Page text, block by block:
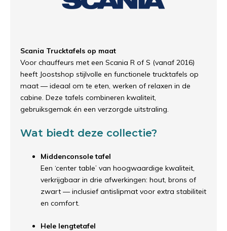
Scania Trucktafels op maat
Voor chauffeurs met een Scania R of S (vanaf 2016)
heeft Joostshop stijlvolle en functionele trucktafels op
maat — ideaal om te eten, werken of relaxen in de
cabine. Deze tafels combineren kwaliteit,
gebruiksgemak én een verzorgde uitstraling.
Wat biedt deze collectie?
Middenconsole tafel
Een ‘center table’ van hoogwaardige kwaliteit,
verkrijgbaar in drie afwerkingen: hout, brons of
zwart — inclusief antislipmat voor extra stabiliteit
en comfort.
Hele lengtetafel